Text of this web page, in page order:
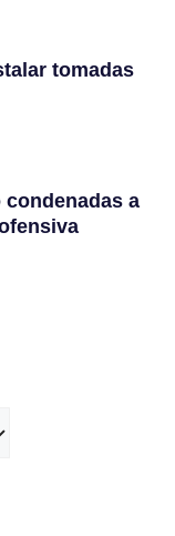
tomadas
a